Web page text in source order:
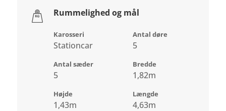
Rummelighed og mål
Karosseri
Stationcar
Antal døre
5
Antal sæder
5
Bredde
1,82m
Højde
1,43m
Længde
4,63m